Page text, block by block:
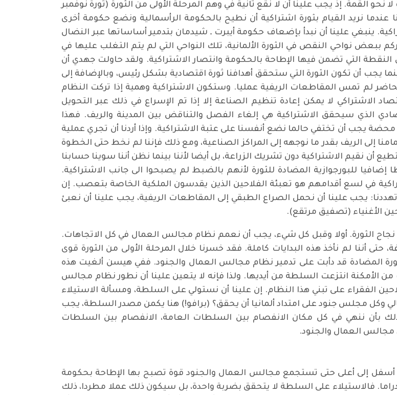
نحو القمة. إذ يجب علينا أن لا نقع ثانية في وهم المرحلة الأولى من الثورة (ثورة نوفمبر
أنه يمكن لنا عندما نريد القيام بثورة اشتراكية أن نطيح بالحكومة الرأسمالية ونضع حكومة أخرى
ينبغي علينا أن نبدأ بإضعاف حكومة أيبرت ـ شيدمان بتدمير أساساتها عبر النضال
ببعض نواحي النقص في الثورة الألمانية، تلك النواحي التي لم يتم التغلب عليها في
التي تضمن فيها الإطاحة بالحكومة وانتصار الاشتراكية. ولقد حاولت جهدي أن
يجب أن تكون الثورة التي ستحقق أهدافنا ثورة اقتصادية بشكل رئيس، وبالإضافة إلى
لم تمس المقاطعات الريفية عمليا. وستكون الاشتراكية وهمية إذا تركت النظام
الاشتراكي لا يمكن إعادة تنظيم الصناعة إلا إذا تم الإسراع في ذلك عبر التحويل
الذي سيحقق الاشتراكية هي إلغاء الفصل والتناقض بين المدينة والريف. فهذا
يجب أن تختفي حالما نضع أنفسنا على عتبة الاشتراكية. وإذا أردنا أن تجري عملية
إلى الريف بقدر ما نوجهه إلى المراكز الصناعية، ومع ذلك فإننا لم نخط حتى الخطوة
أن نقيم الاشتراكية دون تشريك الزراعة، بل أيضا لأننا بينما نظن أننا سوينا حسابنا
إضافيا للبورجوازية المضادة للثورة لأنهم بالضبط لم يصبحوا الى جانب الاشتراكية.
في لسع أقدامهم هو تعبئة الفلاحين الذين يقدسون الملكية الخاصة بتعصب. إن
يجب علينا أن نحمل الصراع الطبقي إلى المقاطعات الريفية، يجب علينا أن نعبئ
الأغنياء (تصفيق مرتقع).
الثورة. أولا وقبل كل شيء، يجب أن نعمم نظام مجالس العمال في كل الاتجاهات.
أننا لم نأخذ هذه البدايات كاملة. فقد خسرنا خلال المرحلة الأولى من الثورة قوى
المضادة قد دأبت على تدمير نظام مجالس العمال والجنود. ففي هيسن ألغيت هذه
الأمكنة انتزعت السلطة من أيديها. ولذا فإنه لا يتعين علينا أن نطور نظام مجالس
الفقراء على تبني هذا النظام. إن علينا أن نستولي على السلطة، ومسألة الاستيلاء
وكل مجلس جنود على امتداد ألمانيا أن يحقق؟ (برافو!) هنا يكمن مصدر السلطة، يجب
ذلك بأن ننهي في كل مكان الانفصام بين السلطات العامة، الانفصام بين السلطات
مجالس العمال والجنود.
أسفل إلى أعلى حتى تستجمع مجالس العمال والجنود قوة تصبح بها الإطاحة بحكومة
فالاستيلاء على السلطة لا يتحقق بضربة واحدة، بل سيكون ذلك عملا مطردا، ذلك